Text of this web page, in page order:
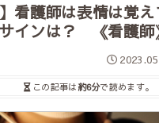
】看護師は表情は覚
インは？ 《看護師
この記事は約6分で読めます。